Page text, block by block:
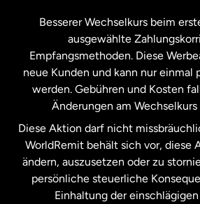
Malaysia
Neuseeland
Niederlande
Schweden
Besserer Wechselkurs beim
ausgewählte
Empfangsmethoden. Diese
neue Kunden und kann nur einmal
werden. Gebühren und Kosten
Änderungen am
Diese Aktion darf nicht
WorldRemit behält sich vor, diese
ändern, auszusetzen oder zu
persönliche steuerliche
Einhaltung der